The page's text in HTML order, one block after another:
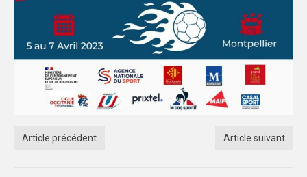
VIE DEMOCRATIQUE
SPORTS CO
MONTPELLIER
TOULOUSE
Article précédent Article suivant